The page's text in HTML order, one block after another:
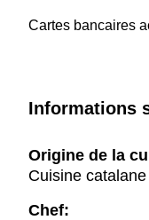
Cartes bancaires
Informations
Origine de la
Cuisine catalane
Chef: